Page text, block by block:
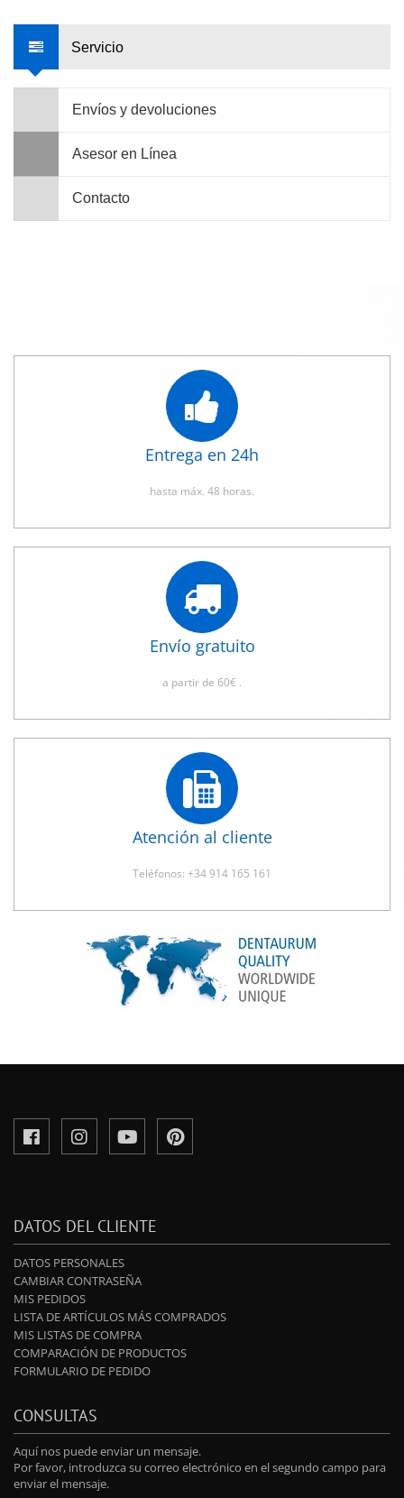
Servicio
Envíos y devoluciones
Asesor en Línea
Contacto
Entrega en 24h
hasta máx. 48 horas.
Envío gratuito
a partir de 60€ .
Atención al cliente
Teléfonos: +34 914 165 161
DATOS DEL CLIENTE
DATOS PERSONALES
CAMBIAR CONTRASEÑA
MIS PEDIDOS
LISTA DE ARTÍCULOS MÁS COMPRADOS
MIS LISTAS DE COMPRA
COMPARACIÓN DE PRODUCTOS
FORMULARIO DE PEDIDO
CONSULTAS
Aquí nos puede enviar un mensaje.
Por favor, introduzca su correo electrónico en el segundo campo para
enviar el mensaje.